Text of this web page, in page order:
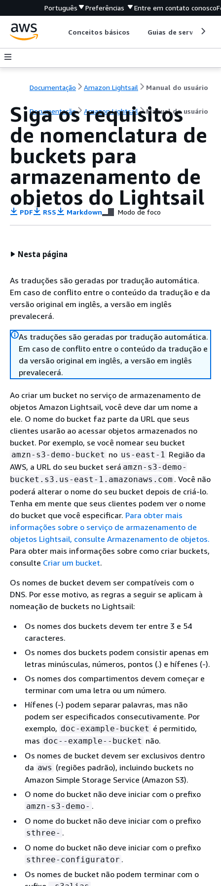
Português Preferências Entre em contato conosco
Conceitos básicos Guias de serviço
Documentação Amazon Lightsail Manual do usuário
Documentação Amazon Lightsail Manual do usuário
Siga os requisitos
de nomenclatura de
buckets para
armazenamento de
objetos do Lightsail
PDF RSS Markdown Modo de foco
Nesta página
As traduções são geradas por tradução automática.
Em caso de conflito entre o conteúdo da tradução e da
versão original em inglês, a versão em inglês
prevalecerá.
As traduções são geradas por tradução automática.
Em caso de conflito entre o conteúdo da tradução e
da versão original em inglês, a versão em inglês
prevalecerá.
Ao criar um bucket no serviço de armazenamento de
objetos Amazon Lightsail, você deve dar um nome a
ele. O nome do bucket faz parte da URL que seus
clientes usarão ao acessar objetos armazenados no
bucket. Por exemplo, se você nomear seu bucket
amzn-s3-demo-bucket no us-east-1 Região da
AWS, a URL do seu bucket será amzn-s3-demo-
bucket.s3.us-east-1.amazonaws.com . Você não
poderá alterar o nome do seu bucket depois de criá-lo.
Tenha em mente que seus clientes podem ver o nome
do bucket que você especificar. Para obter mais
informações sobre o serviço de armazenamento de
objetos Lightsail, consulte Armazenamento de objetos.
Para obter mais informações sobre como criar buckets,
consulte Criar um bucket.
Os nomes de bucket devem ser compatíveis com o
DNS. Por esse motivo, as regras a seguir se aplicam à
nomeação de buckets no Lightsail:
Os nomes dos buckets devem ter entre 3 e 54
caracteres.
Os nomes dos buckets podem consistir apenas em
letras minúsculas, números, pontos (.) e hífenes (-).
Os nomes dos compartimentos devem começar e
terminar com uma letra ou um número.
Hífenes (-) podem separar palavras, mas não
podem ser especificados consecutivamente. Por
exemplo, doc-example-bucket é permitido,
mas doc--example--bucket não.
Os nomes de bucket devem ser exclusivos dentro
da aws (regiões padrão), incluindo buckets no
Amazon Simple Storage Service (Amazon S3).
O nome do bucket não deve iniciar com o prefixo
amzn-s3-demo- .
O nome do bucket não deve iniciar com o prefixo
sthree- .
O nome do bucket não deve iniciar com o prefixo
sthree-configurator .
Os nomes de bucket não podem terminar com o